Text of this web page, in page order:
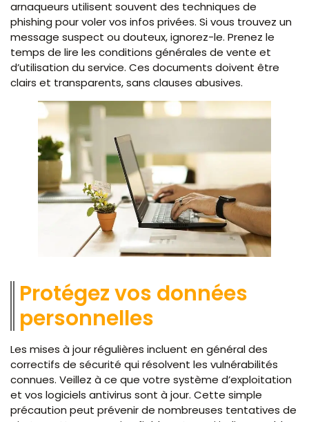
arnaqueurs utilisent souvent des techniques de
phishing pour voler vos infos privées. Si vous trouvez un
message suspect ou douteux, ignorez-le. Prenez le
temps de lire les conditions générales de vente et
d’utilisation du service. Ces documents doivent être
clairs et transparents, sans clauses abusives.
Protégez vos données
personnelles
Les mises à jour régulières incluent en général des
correctifs de sécurité qui résolvent les vulnérabilités
connues. Veillez à ce que votre système d’exploitation
et vos logiciels antivirus sont à jour. Cette simple
précaution peut prévenir de nombreuses tentatives de